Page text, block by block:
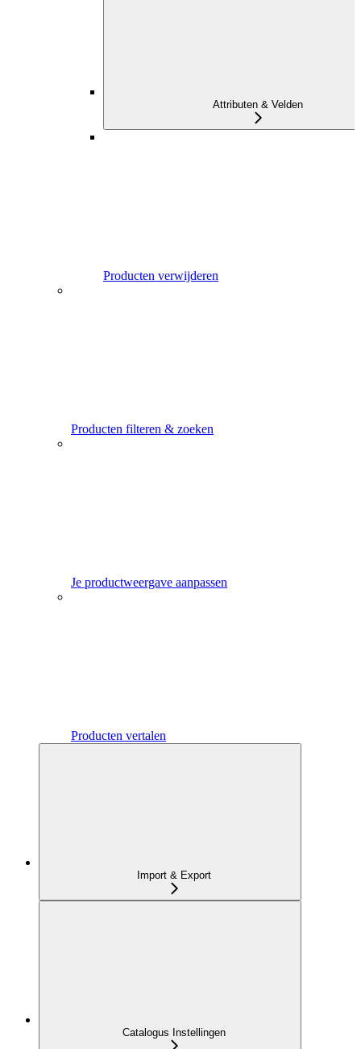
Attributen & Velden
Producten verwijderen
Producten filteren & zoeken
Je productweergave aanpassen
Producten vertalen
Import & Export
Catalogus Instellingen